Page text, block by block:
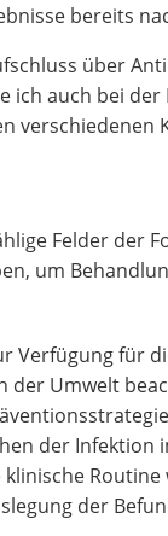
bereits
über
auch bei
Felder der
um
Verfügung für
Umwelt
der
der